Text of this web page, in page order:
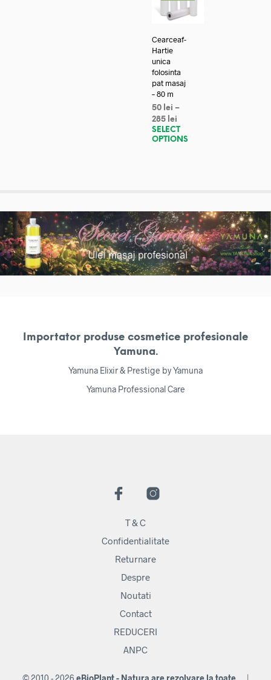
Cearceaf-
Hartie
unica
folosinta
pat masaj
– 80 m
50 lei –
285 lei
SELECT
OPTIONS
Importator produse cosmetice profesionale
Yamuna.
Yamuna Elixir & Prestige by Yamuna
Yamuna Professional Care
T & C
Confidentialitate
Returnare
Despre
Noutati
Contact
REDUCERI
ANPC
© 2010 - 2026 eBioPlant - Natura are rezolvare la toate... |